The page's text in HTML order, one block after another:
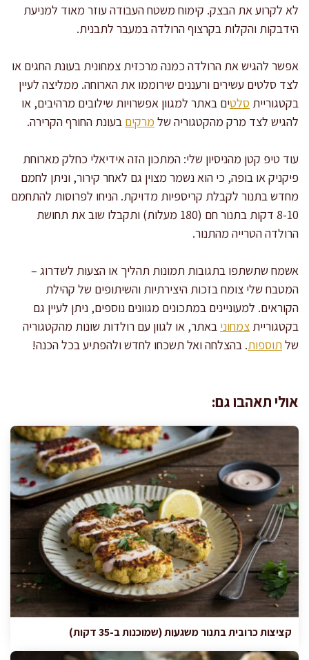
לא לקרוע את הבצק. קימוח משטח העבודה עוזר מאוד למניעת
הידבקות והקלות בקרצוף הרולדה במעבר לתבנית.
אפשר להגיש את הרולדה כמנה מרכזית צמחונית בעונת החגים או
לצד סלטים עשירים ורעננים שירוממו את הארוחה. ממליצה לעיין
בקטגוריית סלטים באתר למגוון אפשרויות שילובים מרהיבים, או
להגיש לצד מרק מהקטגוריה של מרקים בעונת החורף הקרירה.
עוד טיפ קטן מהניסיון שלי: המתכון הזה אידיאלי כחלק מארוחת
פיקניק או בופה, כי הוא נשמר מצוין גם לאחר קירור, וניתן לחמם
מחדש בתנור לקבלת קריספיות מדויקת. הניחו לפרוסות להתחמם
8-10 דקות בתנור חם (180 מעלות) ותקבלו שוב את תחושת
הרולדה הטרייה מהתנור.
אשמח שתשתפו בתגובות תמונות תהליך או הצעות לשדרוג –
המטבח שלי צומח בזכות היצירתיות והשיתופים של קהילת
הקוראים. למעוניינים במתכונים מגוונים נוספים, ניתן לעיין גם
בקטגוריית צמחוני באתר, או לגוון עם רולדות שונות מהקטגוריה
של תוספות. בהצלחה ואל תשכחו לחדש ולהפתיע בכל הכנה!
אולי תאהבו גם:
קציצות כרובית בתנור משגעות (שמוכנות ב-35 דקות)